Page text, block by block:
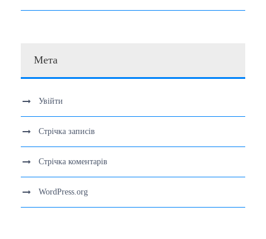
Мета
Увійти
Стрічка записів
Стрічка коментарів
WordPress.org